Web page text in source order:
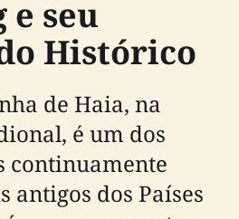
e seu
Histórico
de Haia, na
é um dos
continuamente
antigos dos Países